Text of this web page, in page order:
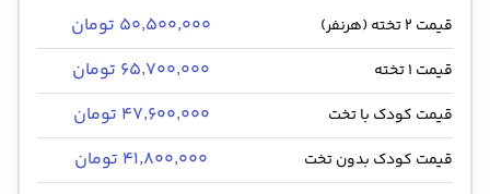
قیمت 2 تخته (هرنفر) ۵۰٬۵۰۰٬۰۰۰ تومان
قیمت 1 تخته ۶۵٬۷۰۰٬۰۰۰ تومان
قیمت کودک با تخت ۴۷٬۶۰۰٬۰۰۰ تومان
قیمت کودک بدون تخت ۴۱٬۸۰۰٬۰۰۰ تومان